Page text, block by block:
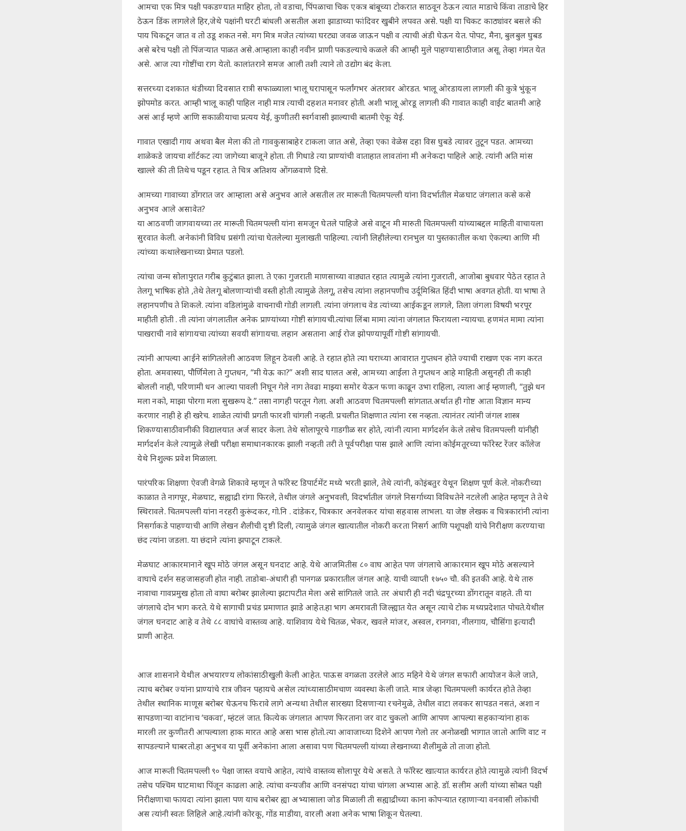
आमचा एक मित्र पक्षी पकडण्यात माहिर होता, तो वडाचा, पिंपळाचा चिक एकत्र बांबूच्या टोकरात साठवून ठेऊन त्यात माडाचे किंवा ताडाचे हिर
ठेऊन डिंक लागलेले हिर,जेथे पक्षांनी घरटी बांधली असतील अशा झाडाच्या फांदिवर खुबीने लपवत असे. पक्षी या चिकट काठ्यांवर बसले की
पाय चिकटून जात व तो उडू शकत नसे. मग मित्र मजेत त्यांच्या घरट्या जवळ जाऊन पक्षी व त्याची अंडी घेऊन येत. पोपट, मैना, बुलबुल घुबड
असे बरेच पक्षी तो पिंजऱ्यात पाळत असे.आम्हाला काही नवीन प्राणी पकडल्याचे कळले की आम्ही मुले पाहण्यासाठी जात असू. तेव्हा गंमत येत
असे. आज त्या गोष्टींचा राग येतो. कालांतराने समज आली तशी त्याने तो उद्योग बंद केला.
सत्तरच्या दशकात थंडीच्या दिवसात रात्री सफाळ्याला भालू घरापासून फर्लांगभर अंतरावर ओरडत. भालू ओरडायला लागली की कुत्रे भुंकून
झोपमोड करत. आम्ही भालू काही पाहिल नाही मात्र त्याची दहशत मनावर होती. अशी भालू ओरडू लागली की गावात काही वाईट बातमी आहे
असं आई म्हणे आणि सकाळी याचा प्रत्यय येई, कुणीतरी स्वर्गवासी झाल्याची बातमी ऐकू येई.
गावात एखादी गाय अथवा बैल मेला की तो गावकुसाबाहेर टाकला जात असे, तेव्हा एका वेळेस दहा विस घुबडे त्यावर तुटून पडत. आमच्या
शाळेकडे जायचा शॉर्टकट त्या जागेच्या बाजूने होता. ती गिधाडे त्या प्राण्यांची वाताहात लावतांना मी अनेकदा पाहिले आहे. त्यांनी अति मांस
खाल्ले की ती तिथेच पडून रहात. ते चित्र अतिशय ओंगळवाणे दिसे.
आमच्या गावाच्या डोंगरात जर आम्हाला असे अनुभव आले असतील तर मारूती चितमपल्ली यांना विदर्भातील मेळघाट जंगलात कसे कसे
अनुभव आले असावेत?
या आठवणी जागवायच्या तर मारूती चितमपल्ली यांना समजून घेतले पाहिजे असे वाटून मी मारुती चितमपल्ली यांच्याबद्दल माहिती वाचायला
सुरवात केली. अनेकांनी विविध प्रसंगी त्यांचा घेतलेल्या मुलाखती पाहिल्या. त्यांनी लिहीलेल्या रानभुल या पुस्तकातील कथा ऐकल्या आणि मी
त्यांच्या कथालेखनाच्या प्रेमात पडलो.
त्यांचा जन्म सोलापुरात गरीब कुटुंबात झाला. ते एका गुजराती माणसाच्या वाड्यात रहात त्यामुळे त्यांना गुजराती, आजोबा बुधवार पेठेत रहात ते
तेलगू भाषिक होते ,तेथे तेलगू बोलणाऱ्यांची वस्ती होती त्यामुळे तेलगू, तसेच त्यांना लहानपणीच उर्दूमिश्रित हिंदी भाषा अवगत होती. या भाषा ते
लहानपणीच ते शिकले. त्यांना वडिलांमुळे वाचनाची गोडी लागली. त्यांना जंगलाच वेड त्यांच्या आईकडून लागले, तिला जंगला विषयी भरपूर
माहीती होती . ती त्यांना जंगलातील अनेक प्राण्यांच्या गोष्टी सांगायची.त्यांचा लिंबा मामा त्यांना जंगलात फिरायला न्यायचा. हणमंत मामा त्यांना
पाखराची नावे सांगायचा त्यांच्या सवयी सांगायचा. लहान असताना आई रोज झोपण्यापूर्वी गोष्टी सांगायची.
त्यांनी आपल्या आईने सांगितलेली आठवण लिहून ठेवली आहे. ते रहात होते त्या घराच्या आवारात गुप्तधन होते ज्याची राखण एक नाग करत
होता. अमवास्या, पौर्णिमेला ते गुप्तधन, “मी येऊ का?” अशी साद घालत असे, आमच्या आईला ते गुप्तधन आहे माहिती असुनही ती काही
बोलली नाही, परिणामी धन आल्या पावली निघून गेले नाग तेवढा माझ्या समोर येऊन फणा काढून उभा राहिला, त्याला आई म्हणाली, “तुझे धन
मला नको, माझा पोरगा मला सुखरूप दे.” तसा नागही परतून गेला. अशी आठवण चितमपल्ली सांगतात.अर्थात ही गोष्ट आता विज्ञान मान्य
करणार नाही हे ही खरेच. शाळेत त्यांची प्रगती फारशी चांगली नव्हती. प्रचलीत शिक्षणात त्यांना रस नव्हता. त्यानंतर त्यांनी जंगल शास्त्र
शिकण्यासाठी वानीकी विद्यालयात अर्ज सादर केला. तेथे सोलापूरचे गाडगीळ सर होते, त्यांनी त्याना मार्गदर्शन केले तसेच वितमपल्ली यांनीही
मार्गदर्शन केले त्यामुळे लेखी परीक्षा समाधानकारक झाली नव्हती तरी ते पूर्वपरीक्षा पास झाले आणि त्यांना कोईमतूरच्या फॉरेस्ट रेंजर कॉलेज
येथे निशुल्क प्रवेश मिळाला.
पारंपरिक शिक्षणा ऐवजी वेगळे शिकावे म्हणून ते फॉरेस्ट डिपार्टमेंट मध्ये भरती झाले, तेथे त्यांनी, कोइंबतुर येथून शिक्षण पूर्ण केले. नोकरीच्या
काळात ते नागपूर, मेळघाट, सह्याद्री रांगा फिरले, तेथील जंगले अनुभवली, विदर्भातील जंगले निसर्गाच्या विविधतेने नटलेली आहेत म्हणून ते तेथे
स्थिरावले. चितमपल्ली यांना नरहरी कुरूंदकर, गो.नि . दांडेकर, चित्रकार अनवेलकर यांचा सहवास लाभला. या जेष्ठ लेखक व चित्रकारांनी त्यांना
निसर्गाकडे पाहण्याची आणि लेखन शैलीची दृष्टी दिली, त्यामुळे जंगल खात्यातील नोकरी करता निसर्ग आणि पशूपक्षी यांचे निरीक्षण करण्याचा
छंद त्यांना जडला. या छंदाने त्यांना झपाटून टाकले.
मेळघाट आकारमानाने खूप मोठे जंगल असून घनदाट आहे. येथे आजमितीस ८० वाघ आहेत पण जंगलाचे आकारमान खूप मोठे असल्याने
वाघाचे दर्शन सहजासहजी होत नाही. ताडोबा-अंधारी ही पानगळ प्रकारातील जंगल आहे. याची व्याप्ती १७५० चौ. की इतकी आहे. येथे तारु
नावाचा गावप्रमुख होता तो वाघा बरोबर झालेल्या झटापटीत मेला असे सांगितले जाते. तर अंधारी ही नदी चंद्रपूरच्या डोंगरातून वाहते. ती या
जंगलाचे दोन भाग करते. येथे सागाची प्रचंड प्रमाणात झाडे आहेत.हा भाग अमरावती जिल्ह्यात येत असून त्याचे टोक मध्यप्रदेशात पोचते.येथील
जंगल घनदाट आहे व तेथे ८८ वाघांचे वास्तव्य आहे. याशिवाय येथे चितळ, भेकर, खवले मांजर, अस्वल, रानगवा, नीलगाय, चौसिंगा इत्यादी
प्राणी आहेत.
आज शासनाने येथील अभयारण्य लोकांसाठी खुली केली आहेत. पाऊस वगळता उरलेले आठ महिने येथे जंगल सफारी आयोजन केले जाते,
त्याच बरोबर ज्यांना प्राण्यांचे रात्र जीवन पहायचे असेल त्यांच्यासाठी मचाण व्यवस्था केली जाते. मात्र जेव्हा चितमपल्ली कार्यरत होते तेव्हा
तेथील स्थानिक माणूस बरोबर घेऊनच फिरावे लागे अन्यथा तेथील सारख्या दिसणाऱ्या रचनेमुळे, तेथील वाटा लवकर सापडत नसतं, अशा न
सापडणाऱ्या वाटांनाच ‘चकवा’, म्हंटलं जात. कित्येक जंगलात आपण फिरताना जर वाट चुकलो आणि आपण आपल्या सहकाऱ्यांना हाक
मारली तर कुणीतरी आपल्याला हाक मारत आहे असा भास होतो.त्या आवाजाच्या दिशेने आपण गेलो तर अनोळखी भागात जातो आणि वाट न
सापडल्याने घाबरतो.हा अनुभव या पूर्वी अनेकांना आला असावा पण चितमपल्ली यांच्या लेखनाच्या शैलीमुळे तो ताजा होतो.
आज मारूती चितमपल्ली ९० पेक्षा जास्त वयाचे आहेत, त्यांचे वास्तव्य सोलापूर येथे असते. ते फॉरेस्ट खात्यात कार्यरत होते त्यामुळे त्यांनी विदर्भ
तसेच पश्चिम घाटमाथा पिंजून काढला आहे. त्यांचा वन्यजीव आणि वनसंपदा यांचा चांगला अभ्यास आहे. डॉ. सलीम अली यांच्या सोबत पक्षी
निरीक्षणाचा फायदा त्यांना झाला पण याच बरोबर ह्या अभ्यासाला जोड मिळाली ती सह्याद्रीच्या काना कोपऱ्यात रहाणाऱ्या वनवासी लोकांची
अस त्यांनी स्वतः लिहिले आहे.त्यांनी कोरकू, गोंड माडीया, वारली अशा अनेक भाषा शिकून घेतल्या.